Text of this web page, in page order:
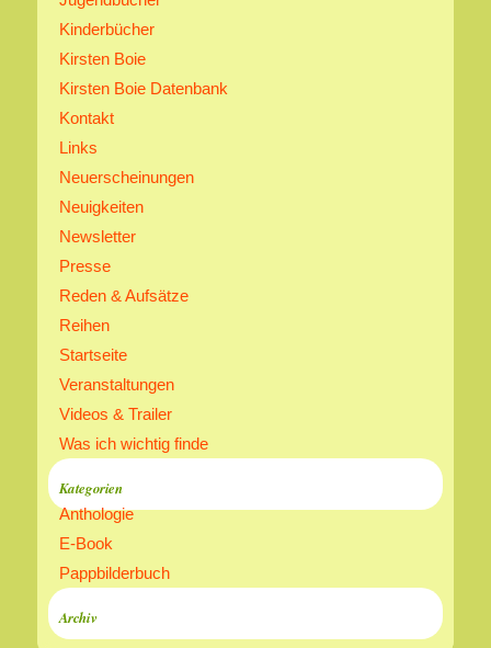
Kinderbücher
Kirsten Boie
Kirsten Boie Datenbank
Kontakt
Links
Neuerscheinungen
Neuigkeiten
Newsletter
Presse
Reden & Aufsätze
Reihen
Startseite
Veranstaltungen
Videos & Trailer
Was ich wichtig finde
Kategorien
Anthologie
E-Book
Pappbilderbuch
Archiv